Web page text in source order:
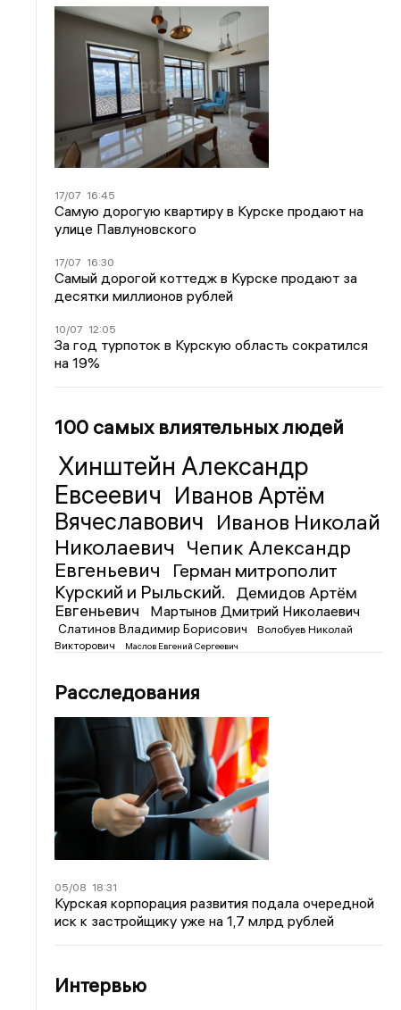
17/07 16:45
Самую дорогую квартиру в Курске продают на
улице Павлуновского
17/07 16:30
Самый дорогой коттедж в Курске продают за
десятки миллионов рублей
10/07 12:05
За год турпоток в Курскую область сократился
на 19%
100 самых влиятельных людей
Хинштейн Александр
Евсеевич Иванов Артём
Вячеславович Иванов Николай
Николаевич Чепик Александр
Евгеньевич
Герман митрополит
Курский и Рыльский.
Демидов Артём
Евгеньевич
Мартынов Дмитрий Николаевич
Слатинов Владимир Борисович
Волобуев Николай
Викторович
Маслов Евгений Сергеевич
Расследования
05/08 18:31
Курская корпорация развития подала очередной
иск к застройщику уже на 1,7 млрд рублей
Интервью